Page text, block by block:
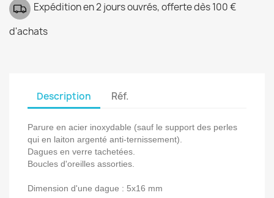
Expédition en 2 jours ouvrés, offerte dès 100 €
d'achats
Description Réf.
Parure en acier inoxydable (sauf le support des perles
qui en laiton argenté anti-ternissement).
Dagues en verre tachetées.
Boucles d'oreilles assorties.
Dimension d'une dague : 5x16 mm